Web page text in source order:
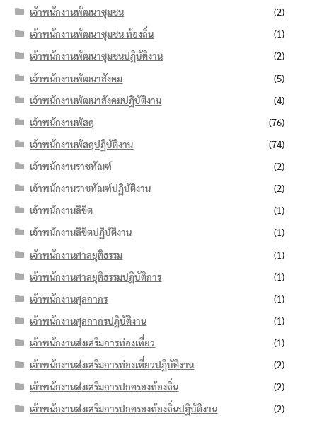
เจ้าพนักงานพัฒนาชุมชน
(2)
เจ้าพนักงานพัฒนาชุมชน ท้องถิ่น
(1)
เจ้าพนักงานพัฒนาชุมชนปฏิบัติงาน
(2)
เจ้าพนักงานพัฒนาสังคม
(5)
เจ้าพนักงานพัฒนาสังคมปฏิบัติงาน
(4)
เจ้าพนักงานพัสดุ
(76)
เจ้าพนักงานพัสดุปฏิบัติงาน
(74)
เจ้าพนักงานราชทัณฑ์
(2)
เจ้าพนักงานราชทัณฑ์ปฏิบัติงาน
(2)
เจ้าพนักงานลิขิต
(1)
เจ้าพนักงานลิขิตปฏิบัติงาน
(1)
เจ้าพนักงานศาลยุติธรรม
(1)
เจ้าพนักงานศาลยุติธรรมปฏิบัติการ
(1)
เจ้าพนักงานศุลกากร
(1)
เจ้าพนักงานศุลกากรปฏิบัติงาน
(1)
เจ้าพนักงานส่งเสริมการท่องเที่ยว
(1)
เจ้าพนักงานส่งเสริมการท่องเที่ยวปฏิบัติงาน
(2)
เจ้าพนักงานส่งเสริมการปกครองท้องถิ่น
(2)
เจ้าพนักงานส่งเสริมการปกครองท้องถิ่นปฏิบัติงาน
(2)